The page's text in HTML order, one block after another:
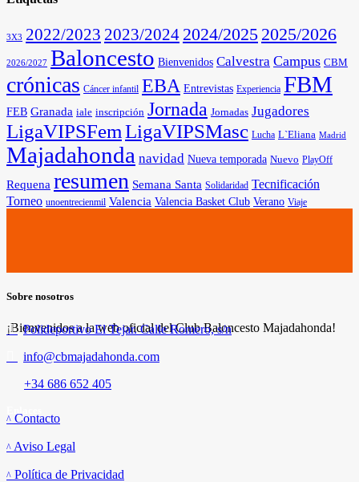
3X3 2022/2023 2023/2024 2024/2025 2025/2026
2026/2027 Baloncesto Bienvenidos Calvestra Campus CBM
crónicas Cáncer infantil EBA Entrevistas Experiencia FBM
FEB Granada iale inscripción Jornada Jornadas Jugadores
LigaVIPSFemLigaVIPSMasc Lucha L`Eliana Madrid
Majadahonda navidad Nueva temporada Nuevo PlayOff
Requena resumen Semana Santa Solidaridad Tecnificación
Torneo unoentrecienmil Valencia Valencia Basket Club Verano Viaje
Sobre nosotros
¡Bienvenidos a la web oficial del Club Baloncesto Majadahonda!
Polideportivo El Tejar. Calle Romero, s/n
info@cbmajadahonda.com
+34 686 652 405
Contacto
Aviso Legal
Política de Privacidad